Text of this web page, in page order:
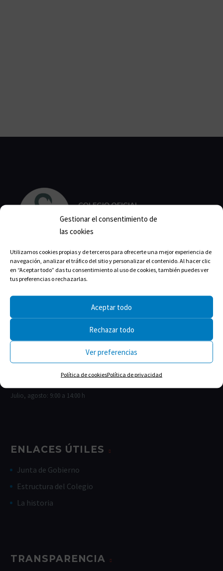
Gestionar el consentimiento de
las cookies
Utilizamos cookies propias y de terceros para ofrecerte una mejor experiencia de
navegación, analizar el tráfico del sitio y personalizar el contenido. Al hacer clic
en “Aceptar todo” das tu consentimiento al uso de cookies, también puedes ver
tus preferencias o rechazarlas.
Aceptar todo
Rechazar todo
Ver preferencias
Política de cookiesPolítica de privacidad
Calle Isabel la Católica, 22
11004 Cádiz
cofcadiz@redfarma.org
Horario de lunes a jueves:
Tardes: 17:00-19:00
Julio, agosto: 9:00 a 14:00 h
ENLACES ÚTILES
Junta de Gobierno
Estructura del Colegio
La historia
TRANSPARENCIA